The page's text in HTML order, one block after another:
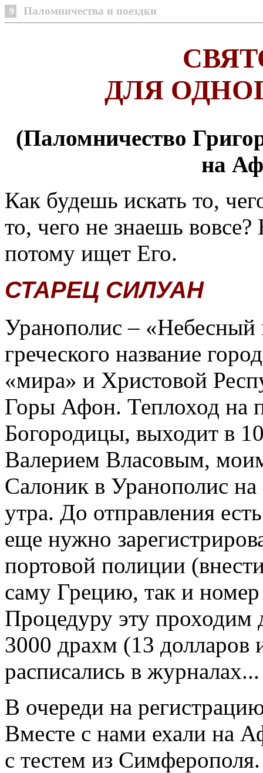
9 Паломничества и поездки
ДЛЯ
(Паломничество
на
Как будешь искать то,
то, чего не знаешь
потому ищет Его.
СТАРЕЦ СИЛУАН
Уранополис – «Небесный
греческого название
«мира» и Христовой
Горы Афон. Теплоход на
Богородицы, выходит в
Валерием Власовым,
Салоник в Уранополис на
утра. До отправления
еще нужно
портовой полиции
саму Грецию, так и
Процедуру эту проходим
3000 драхм (13 долларов
расписались в журналах...
В очереди на
Вместе с нами ехали на
с тестем из